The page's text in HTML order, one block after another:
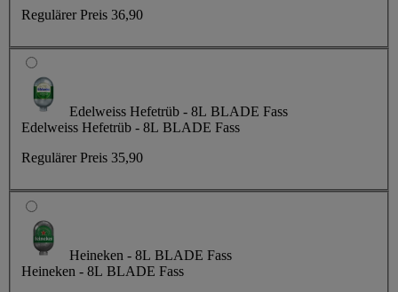
Regulärer Preis 36,90
Edelweiss Hefetrüb - 8L BLADE Fass
Edelweiss Hefetrüb - 8L BLADE Fass
Regulärer Preis 35,90
Heineken - 8L BLADE Fass
Heineken - 8L BLADE Fass